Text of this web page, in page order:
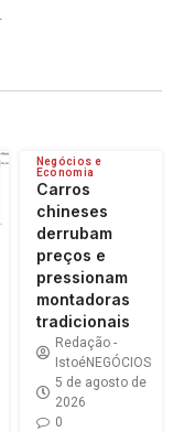
Negócios e
Economia
Carros
chineses
derrubam
preços e
pressionam
montadoras
tradicionais
Redação -
IstoéNEGÓCIOS
5 de agosto de
2026
0